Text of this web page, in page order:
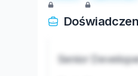
Senior